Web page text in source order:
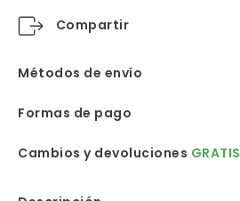
Compartir
Métodos de envío
Formas de pago
Cambios y devoluciones GRATIS